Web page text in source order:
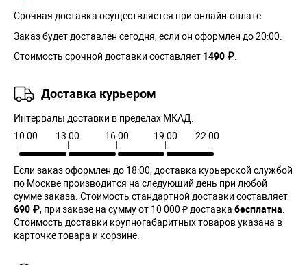
Срочная доставка осуществляется при онлайн-оплате.
Заказ будет доставлен сегодня, если он оформлен до 20:00.
Стоимость срочной доставки составляет 1490 ₽
Доставка курьером
Интервалы доставки в пределах МКАД:
10:00
13:00 16:00 19:00 22:00
Если заказ оформлен до 18:00, доставка курьерской службой
по Москве производится на следующий день при любой
сумме заказа. Cтоимость стандартной доставки составляет
690 ₽, при заказе на сумму от 10 000 ₽ доставка бесплатна
Стоимость доставки крупногабаритных товаров указана в
карточке товара и корзине.